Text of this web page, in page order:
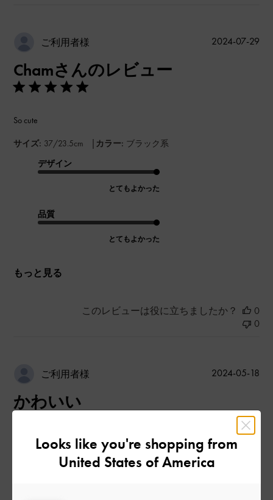
ご利用者様
Chamさんのレビュー
So cute
サイズ: 37/23.5cm | カラー: ブラック系
デザイン
とてもよかった
品質
とてもよかった
もっと見る
公
2024-07-29
このレビューは役に立ちましたか？
0
0
ご利用者様
かわいい
履きやすい！
公
2024-05-18
Looks like you're shopping from
United States of America